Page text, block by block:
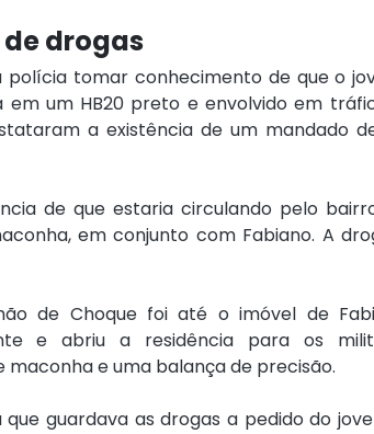
drogas
tomar conhecimento de que o
em um HB20 preto e envolvido em
a existência de um mandado
de que estaria circulando pelo
em conjunto com Fabiano. A
de Choque foi até o imóvel de
e abriu a residência para os
maconha e uma balança de precisão.
que guardava as drogas a pedido do